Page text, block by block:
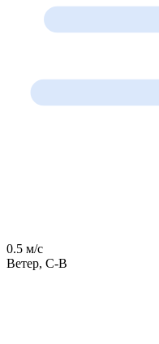
0.5 м/с
Ветер, С-В